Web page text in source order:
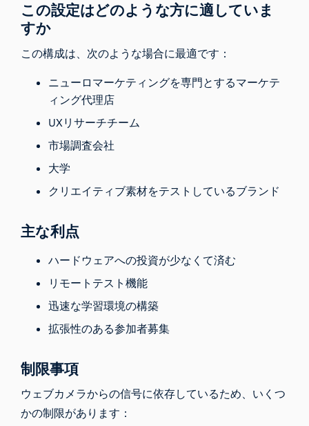
この設定はどのような方に適していま
すか
この構成は、次のような場合に最適です：
ニューロマーケティングを専門とするマーケテ
ィング代理店
UXリサーチチーム
市場調査会社
大学
クリエイティブ素材をテストしているブランド
主な利点
ハードウェアへの投資が少なくて済む
リモートテスト機能
迅速な学習環境の構築
拡張性のある参加者募集
制限事項
ウェブカメラからの信号に依存しているため、いくつ
かの制限があります：